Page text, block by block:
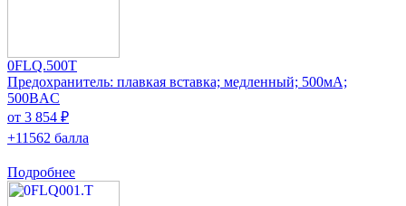
0FLQ.500T
Предохранитель: плавкая вставка; медленный; 500мА;
500ВAC
от 3 854 ₽
+11562 балла
Подробнее